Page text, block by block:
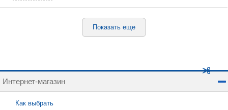
Показать еще
Интернет-магазин
Как выбрать